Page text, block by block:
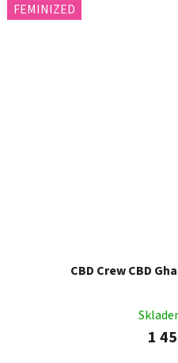
FEMINIZED
CBD Crew CBD
1